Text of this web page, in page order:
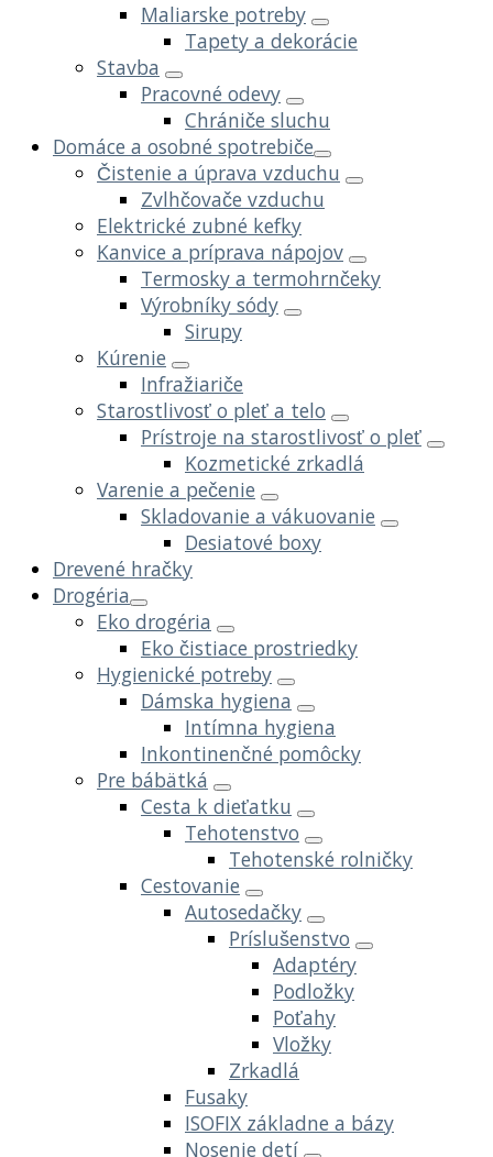
Maliarske potreby
Tapety a dekorácie
Stavba
Pracovné odevy
Chrániče sluchu
Domáce a osobné spotrebiče
Čistenie a úprava vzduchu
Zvlhčovače vzduchu
Elektrické zubné kefky
Kanvice a príprava nápojov
Termosky a termohrnčeky
Výrobníky sódy
Sirupy
Kúrenie
Infražiariče
Starostlivosť o pleť a telo
Prístroje na starostlivosť o pleť
Kozmetické zrkadlá
Varenie a pečenie
Skladovanie a vákuovanie
Desiatové boxy
Drevené hračky
Drogéria
Eko drogéria
Eko čistiace prostriedky
Hygienické potreby
Dámska hygiena
Intímna hygiena
Inkontinenčné pomôcky
Pre bábätká
Cesta k dieťatku
Tehotenstvo
Tehotenské rolničky
Cestovanie
Autosedačky
Príslušenstvo
Adaptéry
Podložky
Poťahy
Vložky
Zrkadlá
Fusaky
ISOFIX základne a bázy
Nosenie detí